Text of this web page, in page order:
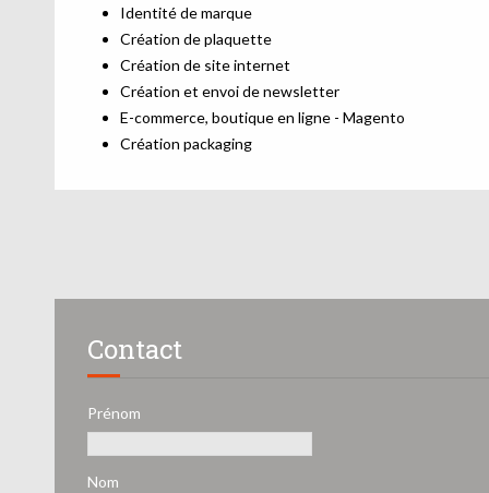
Identité de marque
Création de plaquette
Création de site internet
Création et envoi de newsletter
E-commerce, boutique en ligne - Magento
Création packaging
Contact
Prénom
Nom